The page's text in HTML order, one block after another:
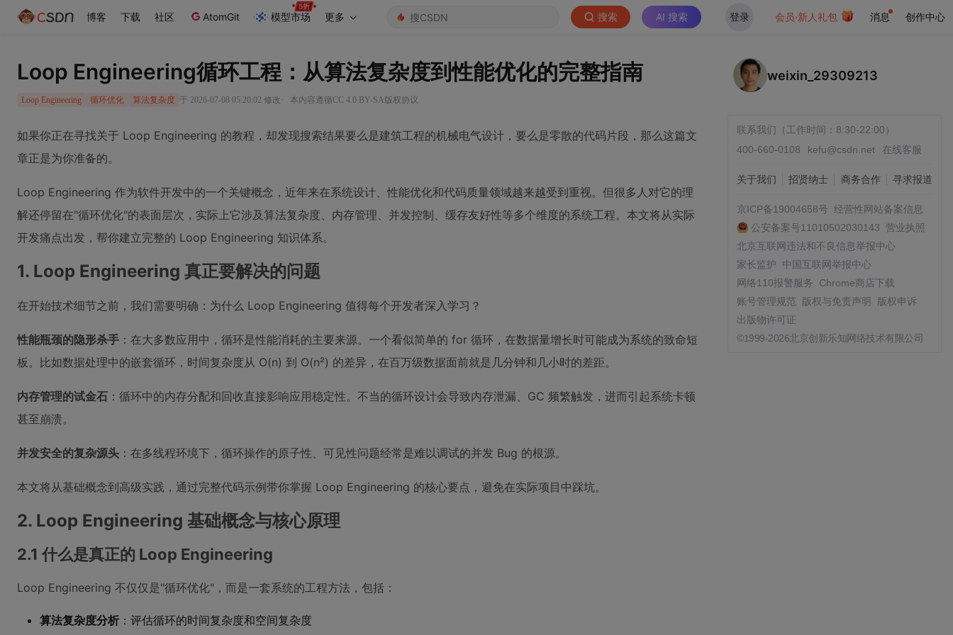
博客 下载 社区 AtomGit 模型市场 更多 搜索 AI 搜索 登录 会员·新人礼包 消息 创作中心
Loop Engineering循环工程：从算法复杂度到性能优化的完整指南
Loop Engineering 循环优化 算法复杂度 于 2026-07-08 05:20:02 修改 · 本内容遵循CC 4.0 BY-SA版权协议
如果你正在寻找关于 Loop Engineering 的教程，却发现搜索结果要么是建筑工程的机械电气设计，要么是零散的代码片段，那么这篇文
章正是为你准备的。
Loop Engineering 作为软件开发中的一个关键概念，近年来在系统设计、性能优化和代码质量领域越来越受到重视。但很多人对它的理
解还停留在"循环优化"的表面层次，实际上它涉及算法复杂度、内存管理、并发控制、缓存友好性等多个维度的系统工程。本文将从实际
开发痛点出发，帮你建立完整的 Loop Engineering 知识体系。
1. Loop Engineering 真正要解决的问题
在开始技术细节之前，我们需要明确：为什么 Loop Engineering 值得每个开发者深入学习？
性能瓶颈的隐形杀手 ：在大多数应用中，循环是性能消耗的主要来源。一个看似简单的 for 循环，在数据量增长时可能成为系统的致命短
板。比如数据处理中的嵌套循环，时间复杂度从 O(n) 到 O(n²) 的差异，在百万级数据面前就是几分钟和几小时的差距。
内存管理的试金石 ：循环中的内存分配和回收直接影响应用稳定性。不当的循环设计会导致内存泄漏、GC 频繁触发，进而引起系统卡顿
甚至崩溃。
并发安全的复杂源头 ：在多线程环境下，循环操作的原子性、可见性问题经常是难以调试的并发 Bug 的根源。
本文将从基础概念到高级实践，通过完整代码示例带你掌握 Loop Engineering 的核心要点，避免在实际项目中踩坑。
2. Loop Engineering 基础概念与核心原理
2.1 什么是真正的 Loop Engineering
Loop Engineering 不仅仅是"循环优化"，而是一套系统的工程方法，包括：
算法复杂度分析 ：评估循环的时间复杂度和空间复杂度
weixin_29309213
联系我们（工作时间：8:30-22:00）
400-660-0108
kefu@csdn.net 在线客服
关于我们 招贤纳士 商务合作 寻求报道
京ICP备19004658号 经营性网站备案信息
公安备案号11010502030143 营业执照
北京互联网违法和不良信息举报中心
家长监护
中国互联网举报中心
网络110报警服务
Chrome商店下载
账号管理规范
版权与免责声明
版权申诉
出版物许可证
©1999-2026北京创新乐知网络技术有限公司